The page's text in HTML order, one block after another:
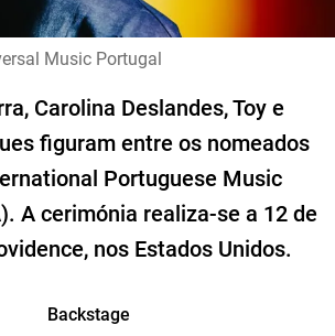
Music Portugal
Carolina Deslandes, Toy e
figuram entre os nomeados
Portuguese Music
A cerimónia realiza-se a 12 de
nos Estados Unidos.
Backstage